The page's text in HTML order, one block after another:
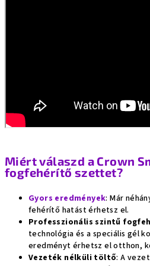
Miért válaszd a Crown
fogfehérítő szettet?
Gyors eredmények: Már
fehérítő hatást érhetsz el.
Professzionális szintű
technológia és a speciális gél
eredményt érhetsz el otthon,
Vezeték nélküli töltő: A